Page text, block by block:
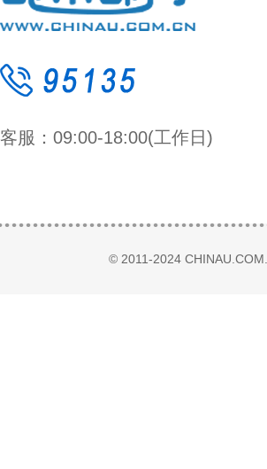
客服：09:00-18:00(工作日)
© 2011-2024